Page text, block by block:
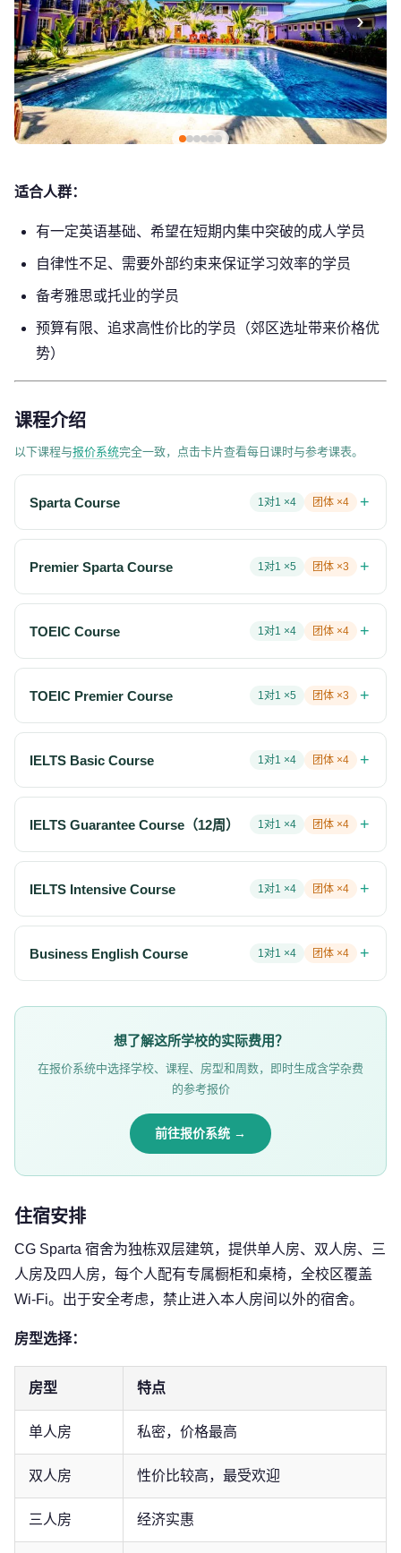
›
适合人群：
有一定英语基础、希望在短期内集中突破的成人学员
自律性不足、需要外部约束来保证学习效率的学员
备考雅思或托业的学员
预算有限、追求高性价比的学员（郊区选址带来价格优
势）
课程介绍
以下课程与报价系统完全一致，点击卡片查看每日课时与参考课表。
Sparta Course 1对1 ×4 团体 ×4 +
Premier Sparta Course 1对1 ×5 团体 ×3 +
TOEIC Course 1对1 ×4 团体 ×4 +
TOEIC Premier Course 1对1 ×5 团体 ×3 +
IELTS Basic Course 1对1 ×4 团体 ×4 +
IELTS Guarantee Course（12周） 1对1 ×4 团体 ×4 +
IELTS Intensive Course 1对1 ×4 团体 ×4 +
Business English Course 1对1 ×4 团体 ×4 +
想了解这所学校的实际费用？
在报价系统中选择学校、课程、房型和周数，即时生成含学杂费
的参考报价
前往报价系统 →
住宿安排
CG Sparta 宿舍为独栋双层建筑，提供单人房、双人房、三
人房及四人房，每个人配有专属橱柜和桌椅，全校区覆盖
Wi-Fi。出于安全考虑，禁止进入本人房间以外的宿舍。
房型选择：
房型 特点
单人房 私密，价格最高
双人房 性价比较高，最受欢迎
三人房 经济实惠